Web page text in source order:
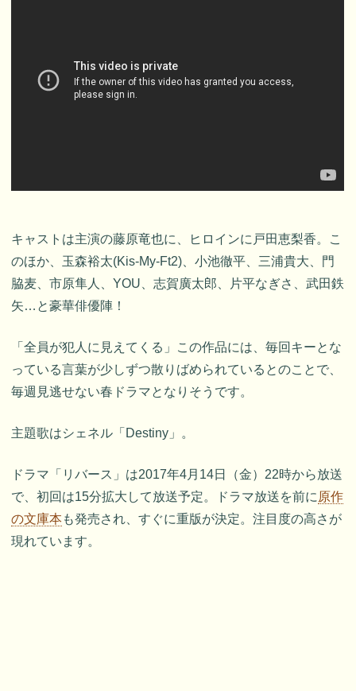
キャストは主演の藤原竜也に、ヒロインに戸田恵梨香。こ
のほか、玉森裕太(Kis-My-Ft2)、小池徹平、三浦貴大、門
脇麦、市原隼人、YOU、志賀廣太郎、片平なぎさ、武田鉄
矢…と豪華俳優陣！
「全員が犯人に見えてくる」この作品には、毎回キーとな
っている言葉が少しずつ散りばめられているとのことで、
毎週見逃せない春ドラマとなりそうです。
主題歌はシェネル「Destiny」。
ドラマ「リバース」は2017年4月14日（金）22時から放送
で、初回は15分拡大して放送予定。ドラマ放送を前に 原作
の文庫本 も発売され、すぐに重版が決定。注目度の高さが
現れています。